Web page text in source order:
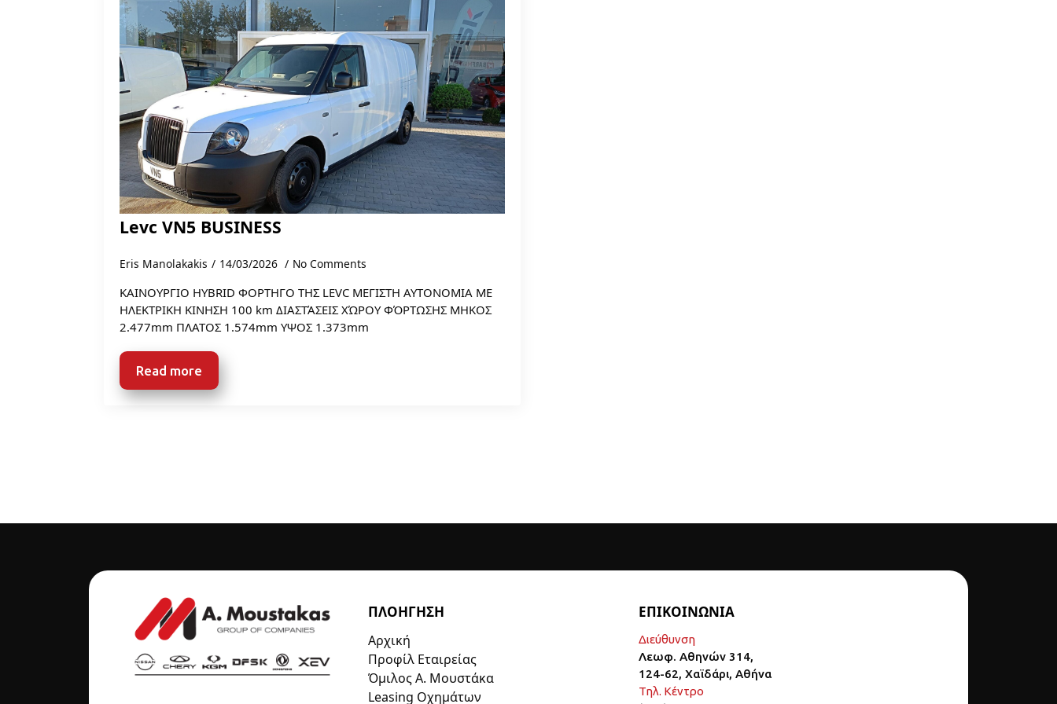
Levc VN5 BUSINESS
Eris Manolakakis 14/03/2026 No Comments
ΚΑΙΝΟΥΡΓΙΟ ΗΥΒRID ΦΟΡΤΗΓΟ ΤΗΣ LEVC ΜΕΓΙΣΤΗ ΑΥΤΟΝΟΜΙΑ ΜΕ
ΗΛΕΚΤΡΙΚΗ ΚΙΝΗΣΗ 100 km ΔΙΑΣΤΆΣΕΙΣ ΧΏΡΟΥ ΦΌΡΤΩΣΗΣ ΜΗΚΟΣ
2.477mm ΠΛΑΤΟΣ 1.574mm ΥΨΟΣ 1.373mm
Read more
ΠΛΟΗΓΗΣΗ
Αρχική
Προφίλ Εταιρείας
Όμιλος Α. Μουστάκα
Leasing Οχημάτων
ΕΠΙΚΟΙΝΩΝΙΑ
Διεύθυνση
Λεωφ. Αθηνών 314,
124-62, Χαϊδάρι, Αθήνα
Τηλ. Κέντρο